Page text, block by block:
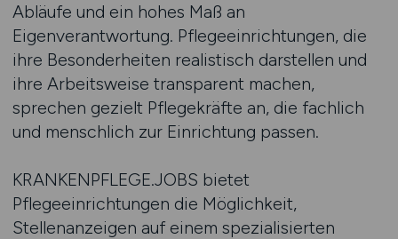
Abläufe und ein hohes Maß an
Eigenverantwortung. Pflegeeinrichtungen, die
ihre Besonderheiten realistisch darstellen und
ihre Arbeitsweise transparent machen,
sprechen gezielt Pflegekräfte an, die fachlich
und menschlich zur Einrichtung passen.
KRANKENPFLEGE.JOBS bietet
Pflegeeinrichtungen die Möglichkeit,
Stellenanzeigen auf einem spezialisierten